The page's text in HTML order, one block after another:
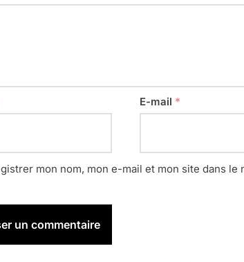
E-mail *
mon nom, mon e-mail et mon site dans